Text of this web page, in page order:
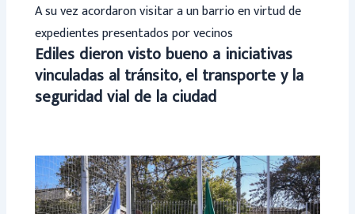
A su vez acordaron visitar a un barrio en virtud de
expedientes presentados por vecinos
Ediles dieron visto bueno a iniciativas
vinculadas al tránsito, el transporte y la
seguridad vial de la ciudad